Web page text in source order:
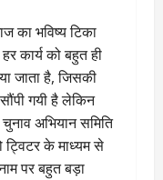
का भविष्य टिका
कार्य को बहुत ही
जाता है, जिसकी
गयी है लेकिन
अभियान समिति
ट्विटर के माध्यम से
पर बहुत बड़ा